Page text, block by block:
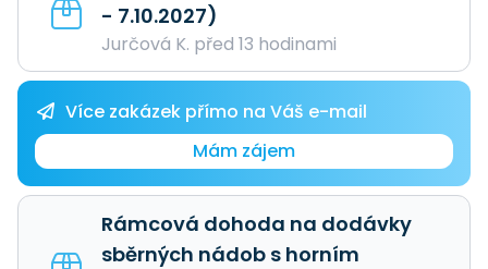
- 7.10.2027)
Jurčová K. před 13 hodinami
Více zakázek přímo na Váš e-mail
Mám zájem
Rámcová dohoda na dodávky
sběrných nádob s horním